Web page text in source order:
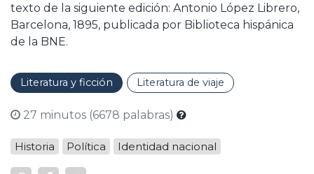
texto de la siguiente edición: Antonio López Librero,
Barcelona, 1895, publicada por Biblioteca hispánica
de la BNE.
Literatura y ficción Literatura de viaje
27 minutos (6678 palabras)
Historia Política Identidad nacional